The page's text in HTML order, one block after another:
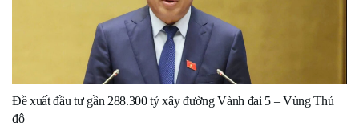
Đề xuất đầu tư gần 288.300 tỷ xây đường Vành đai 5 – Vùng Thủ
đô